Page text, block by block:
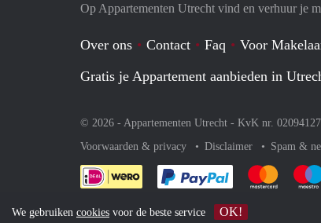
Op Appartementen Utrecht vind en verhuur je
Over ons Contact Faq Voor
Gratis je Appartement aanbieden in
© 2026 - Appartementen Utrecht - KvK nr.
Voorwaarden & privacy
Disclaimer Spam &
Je rekent Je
We gebruiken cookies voor de beste service OK!